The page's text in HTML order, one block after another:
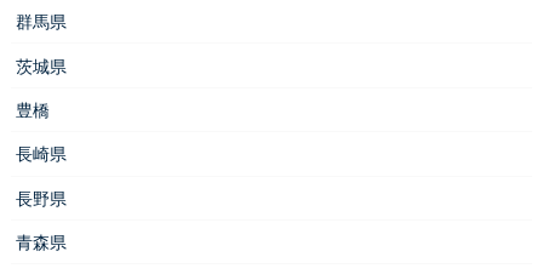
群馬県
茨城県
豊橋
長崎県
長野県
青森県